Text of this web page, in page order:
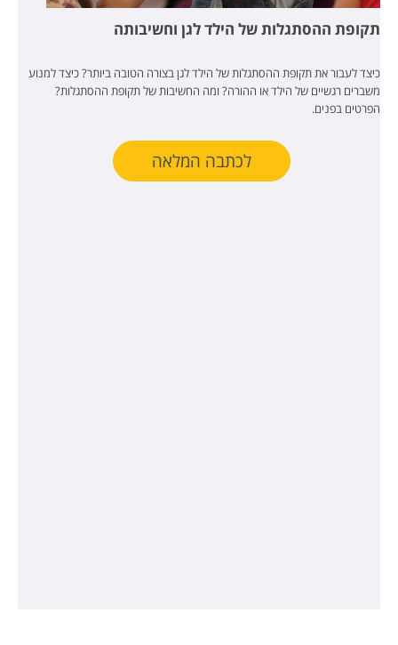
תקופת ההסתגלות של הילד לגן וחשיבותה
כיצד לעבור את תקופת ההסתגלות של הילד לגן בצורה הטובה ביותר? כיצד למנוע
משברים רגשיים של הילד או ההורה? ומה החשיבות של תקופת ההסתגלות?
הפרטים בפנים.
לכתבה המלאה